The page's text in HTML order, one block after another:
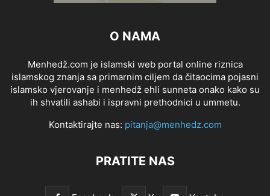
O NAMA
Menhedž.com je islamski web portal online riznica
islamskog znanja sa primarnim ciljem da čitaocima pojasni
islamsko vjerovanje i menhedž ehli sunneta onako kako su
ih shvatili ashabi i ispravni prethodnici u ummetu.
Kontaktirajte nas: pitanja@menhedz.com
PRATITE NAS